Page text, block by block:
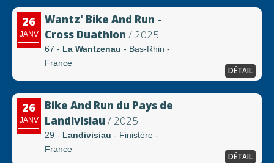
26
JANV
Wantz' Bike And Run -
Cross Duathlon / 2025
67 - La Wantzenau - Bas-Rhin -
France
DÉTAIL
26
JANV
Bike And Run du Pays de
Landivisiau / 2025
29 - Landivisiau - Finistère -
France
DÉTAIL